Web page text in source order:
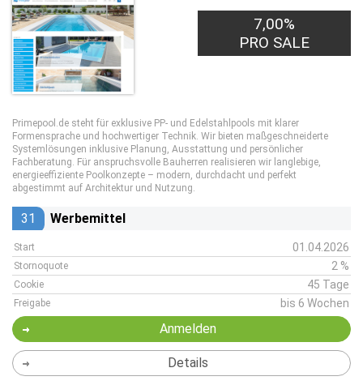
7,00%
PRO SALE
Primepool.de steht für exklusive PP- und Edelstahlpools mit klarer
Formensprache und hochwertiger Technik. Wir bieten maßgeschneiderte
Systemlösungen inklusive Planung, Ausstattung und persönlicher
Fachberatung. Für anspruchsvolle Bauherren realisieren wir langlebige,
energieeffiziente Poolkonzepte – modern, durchdacht und perfekt
abgestimmt auf Architektur und Nutzung.
31 Werbemittel
Start 01.04.2026
Stornoquote 2 %
Cookie 45 Tage
Freigabe bis 6 Wochen
Anmelden
Details